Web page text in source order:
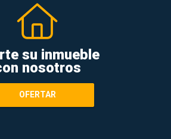
su inmueble
nosotros
OFERTAR